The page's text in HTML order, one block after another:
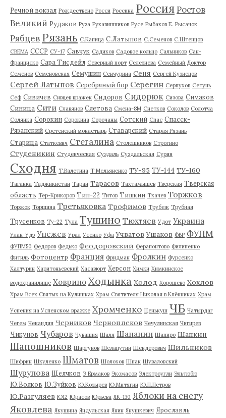
Речной вокзал Рождествено Росси Россина Россия Ростов
Великий Рудаков Руза Рукавишников Русе Рыбаков Е. Рысачок
Рябцев Рязань С.Капица С.Латыпов С.Семенов С.Штенцов
СВЕМА СССР СУ-17 Савчук Садиков Садовое кольцо Сальников Сан-
Франциско Сара Тисдейл Северный порт Селезнева Семейный Доктор
Семенов Семеновская Семушин Сенчурина Сеня Сергей Кузнецов
Сергей Латыпов Серебряный бор Серегин Серпухов Сетунь
Сеф Сивичев Сивцев вражек Сидоров Сидорюк Сизова Симаков
Синица Сити Славянов Слетова Смена-8М Снетков Соколов Солотча
Солянка Сорокин Сорокина Сорочаны Сотский Спас Спасск-
Рязанский Сретенский монастырь Ставарский Старая Рязань
Старица Статкевич Стегалина Столешников Строгино
Студеникин Студенческая Суздаль Суздальская Сурин
Сходня Т.Валетина Т.Мельяненко ТУ-95 ТУ-144 ТУ-160
Таганка Таджикистан Таран Тарасов Тахтамышев Тверская Тверская
область Тер-Крикоров Тип-22 Титов Тишкин Ткачев Торжков
Торжок Торшина Третьяковка Трофимов Трубеж Трубная
Трусенков Ту-22 Тула Тушино Тюхтяев Удот Украина
Улан-Удэ Унежев Урал Усенко Уфа Учватов Ушаков ФВР ФУПМ
ФУПМ50 Федоров Федько Феодоровский Ферапонтово Филипенко
Фитиль Фотоцентр Франция Фридман Фролкин Фурсенко
Халтурин Харитоньевский Хасавюрт Херсон Химки Химкинское
водохранилище Ховрино Ходынка Холод Хорошево Хохлов
Храм Всех Святых на Кулишках Храм Святителя Николая в Клённиках Храм
Успения на Успенском вражке Хромченко Ценькуш ЧБ Чатырдаг
Чегем Чекандин Черников Черноплеков Чечулинская Чигирев
Чикунов Чубаров Чувашия Шаля Шананин Шапиро Шапкин
Шапошников Шаргунов Шелапутин Шендерович Шильников
Шифрин Шкуленко Шматов Шолохов Шпак Шуваловский
Шурупова Щелчков Э.Ермаков Экомасов Электроугли Эльтюбю
Ю.Волков Ю.Зуйков Ю.Козырев Ю.Митягин Ю.П.Петров
Ю.Разгуляев Ю12 Юрасов Юрьева ЯК-130 Яблоки на снегу
Яковлева Якушина Яндульская Янин Янушкевич Ярославль